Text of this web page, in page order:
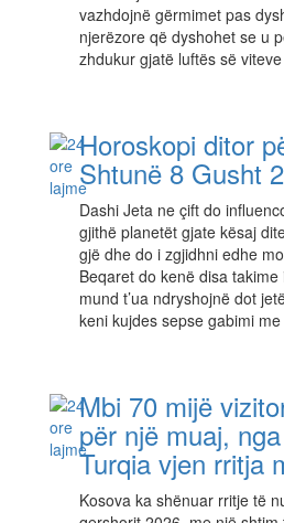
vazhdojnë gërmimet pas
njerëzore që dyshohet se u
zhdukur gjatë luftës së
Horoskopi ditor
Shtunë 8 Gusht
Dashi Jeta ne çift do
gjithë planetët gjate kësaj
gjë dhe do i zgjidhni edhe
Beqaret do kenë disa
mund t’ua ndryshojnë dot
keni kujdes sepse gabimi
Mbi 70 mijë
për një muaj,
Turqia vjen rritja
Kosova ka shënuar rritje të